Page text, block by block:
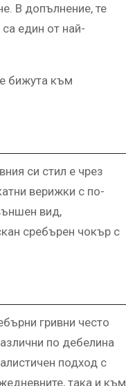
В допълнение, те
един от най-
бижута към
си стил е чрез
верижки с по-
вид,
сребърен чокър с
гривни често
по дебелина
подход с
така и към